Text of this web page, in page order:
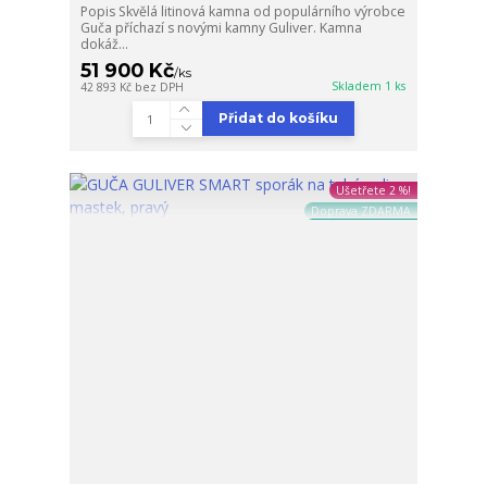
Popis Skvělá litinová kamna od populárního výrobce
Guča příchazí s novými kamny Guliver. Kamna
dokáž...
51 900 Kč/ks
42 893 Kč bez DPH Skladem 1 ks
Přidat do košíku
Ušetřete 2 %!
Doprava ZDARMA